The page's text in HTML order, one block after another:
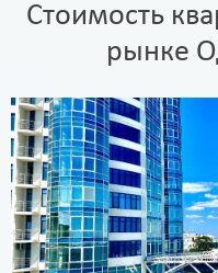
Стоимость
рынке